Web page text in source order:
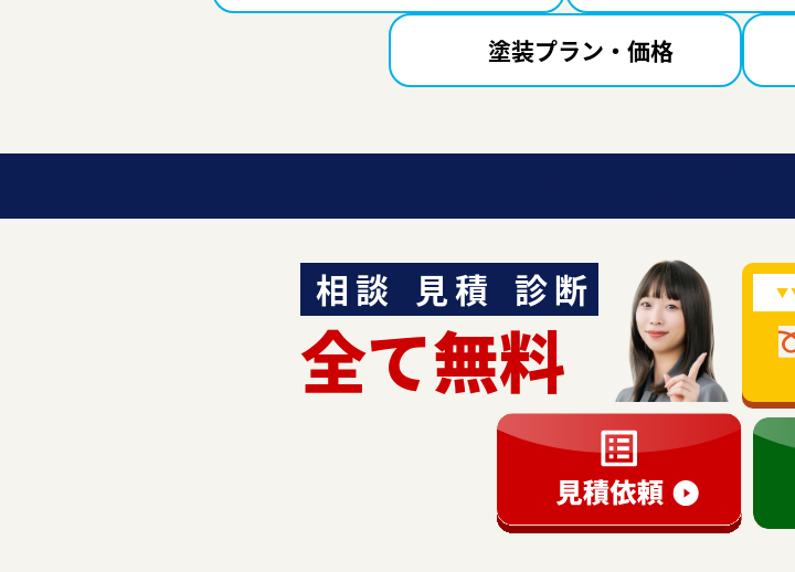
塗装プラン・価格
迷ったら聞い
相談 見積 診断
全て無料